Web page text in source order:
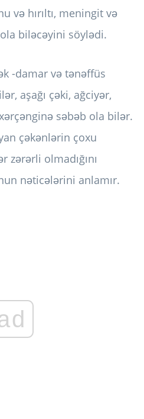
və hırıltı, meningit və
biləcəyini söylədi.
-damar və tənəffüs
aşağı çəki, ağciyər,
səbəb ola bilər.
çəkənlərin çoxu
zərərli olmadığını
nəticələrini anlamır.